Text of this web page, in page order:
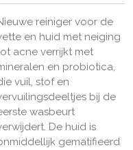
reiniger voor de
en huid met neiging
acne verrijkt met
en probiotica,
vuil, stof en
bij de
wasbeurt
De huid is
gematifieerd